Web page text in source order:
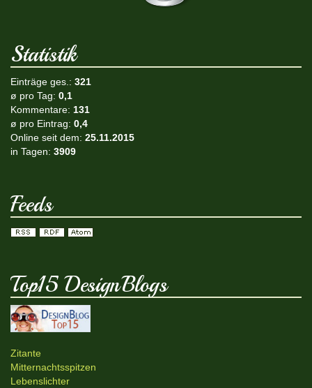
Statistik
Einträge ges.: 321
ø pro Tag: 0,1
Kommentare: 131
ø pro Eintrag: 0,4
Online seit dem: 25.11.2015
in Tagen: 3909
Feeds
Top15 DesignBlogs
Zitante
Mitternachtsspitzen
Lebenslichter